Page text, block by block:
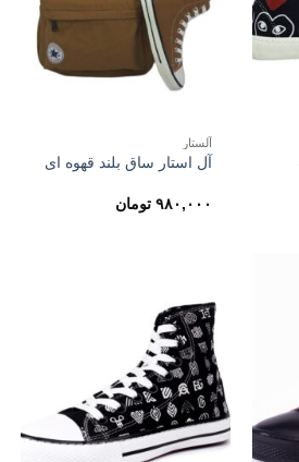
آلستار
آل استار ساق بلند قهوه ای
۹۸۰,۰۰۰ تومان